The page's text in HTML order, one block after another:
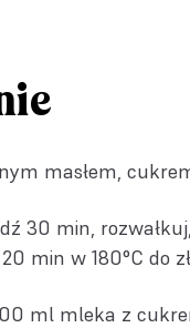
masłem,
30 min,
min w 180°C do
ml mleka z